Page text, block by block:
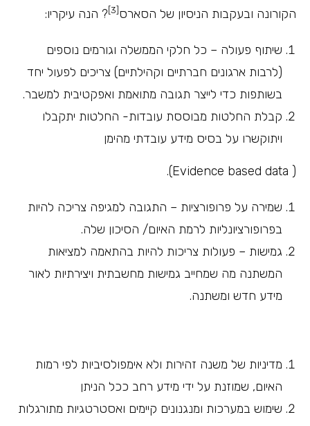
הקורונה ובעקבות הניסיון של הסארס[3] ? הנה עיקריו:
שיתוף פעולה – כל חלקי הממשלה וגורמים נוספים
(לרבות ארגונים חברתיים וקהילתיים) צריכים לפעול יחד
בשותפות כדי לייצר תגובה מתואמת ואפקטיבית למשבר.
קבלת החלטות מבוססת עובדות- החלטות יתקבלו
ויתוקשרו על בסיס מידע עובדתי מהימן
( Evidence based data).
שמירה על פרופורציות – התגובה למגיפה צריכה להיות
בפרופורציונליות לרמת האיום/ הסיכון שלה.
גמישות – פעולות צריכות להיות בהתאמה למציאות
המשתנה מה שמחייב גמישות מחשבתית ויצירתיות לאור
מידע חדש ומשתנה.
מדיניות של משנה זהירות ולא אימפולסיביות לפי רמות
האיום, שמוזנת על ידי מידע רחב ככל הניתן
שימוש במערכות ומנגנונים קיימים ואסטרטגיות מתורגלות